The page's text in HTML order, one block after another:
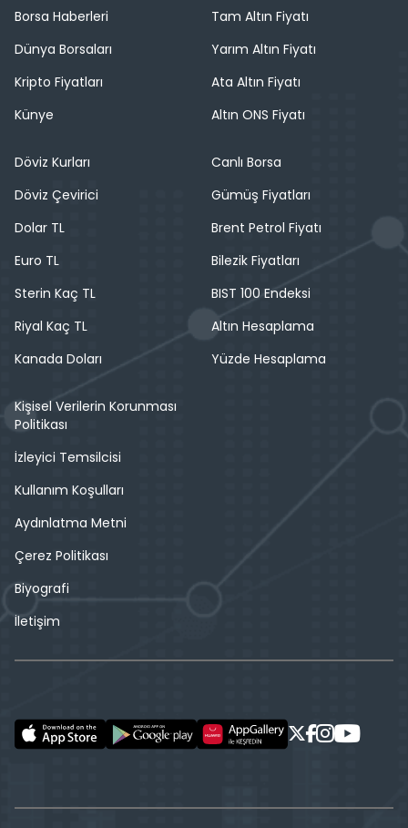
Borsa Haberleri
Dünya Borsaları
Kripto Fiyatları
Künye
Tam Altın Fiyatı
Yarım Altın Fiyatı
Ata Altın Fiyatı
Altın ONS Fiyatı
Döviz Kurları
Döviz Çevirici
Dolar TL
Euro TL
Sterin Kaç TL
Riyal Kaç TL
Kanada Doları
Canlı Borsa
Gümüş Fiyatları
Brent Petrol Fiyatı
Bilezik Fiyatları
BIST 100 Endeksi
Altın Hesaplama
Yüzde Hesaplama
Kişisel Verilerin Korunması
Politikası
İzleyici Temsilcisi
Kullanım Koşulları
Aydınlatma Metni
Çerez Politikası
Biyografi
İletişim